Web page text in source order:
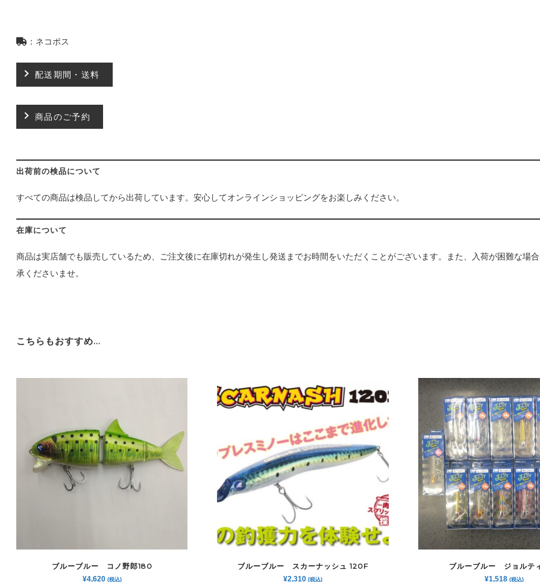
：ネコポス
配送期間・送料
商品のご予約
出荷前の検品について
すべての商品は検品してから出荷しています。安心してオンラインショッピングをお楽しみください。
在庫について
商品は実店舗でも販売しているため、ご注文後に在庫切れが発生し発送までお時間をいただくことがございます。また、入荷が困難な場
承くださいませ。
こちらもおすすめ…
ブルーブルー コノ野郎180
¥4,620 (税込)
ブルーブルー スカーナッシュ 120F
¥2,310 (税込)
ブルーブルー ジョルテ
¥1,518 (税込)